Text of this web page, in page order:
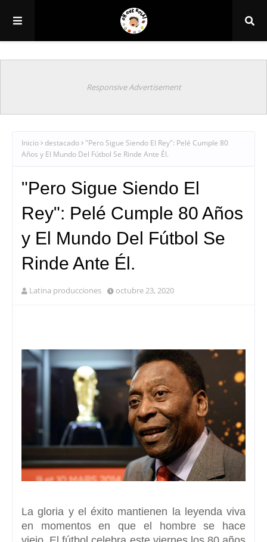
Responsive Advertisement
Inicio destacado
"Pero Sigue Siendo El Rey": Pelé Cumple 80
Años y El Mundo Del Fútbol Se Rinde Ante Él.
"Pero Sigue Siendo El
Rey": Pelé Cumple 80 Años
y El Mundo Del Fútbol Se
Rinde Ante Él.
Latina producciones octubre 23, 2020
La gloria y el éxito mantienen la leyenda viva
en momentos en que el hombre se hace